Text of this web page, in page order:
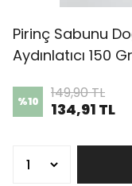
Pirinç Sabunu
Aydınlatıcı 150 Gr
%10 149,90 TL
134,91 TL